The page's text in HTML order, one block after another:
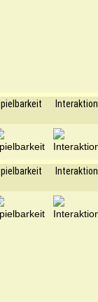
Interaktion
Interaktion